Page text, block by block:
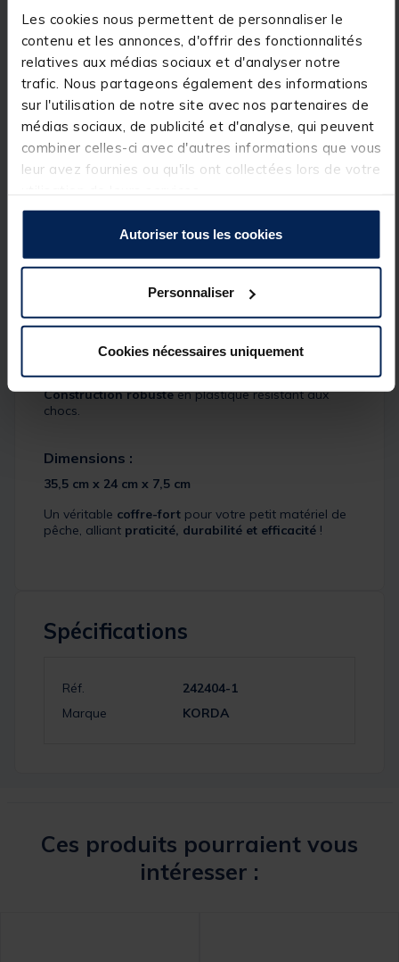
Les cookies nous permettent de personnaliser le
contenu et les annonces, d'offrir des fonctionnalités
relatives aux médias sociaux et d'analyser notre
trafic. Nous partageons également des informations
sur l'utilisation de notre site avec nos partenaires de
médias sociaux, de publicité et d'analyse, qui peuvent
combiner celles-ci avec d'autres informations que vous
leur avez fournies ou qu'ils ont collectées lors de votre
Autoriser tous les cookies
Personnaliser
Cookies nécessaires uniquement
et règle haute visibilité pour une précision optimale.
Plateau amovible
: facilite l’accès aux petits
composants commeémerillons, perles et
hameçonslors du montage des lignes.
personnalisable:
Parois fixes
adaptées aux bobines de bas de ligne,
boîtes d’accessoires, fils, leader safes et ciseaux.
Diviseurs modulables(6 petits, 1 moyen, 2 grands)
Compatibilité avec les Mini-Compartment Boxes
(vendues séparément) pour encore plus de
Fermeture magnétique sécurisée: garantit une
protection optimalesans risque d’ouverture
Construction robusteen plastique résistant aux
chocs.
Dimensions :
35,5 cm x 24 cm x 7,5 cm
Un véritable coffre-fort pour votre petit matériel de
pêche, alliant praticité, durabilité et efficacité !
Spécifications
Réf.
242404-1
Marque
KORDA
Ces produits pourraient vous
intéresser :